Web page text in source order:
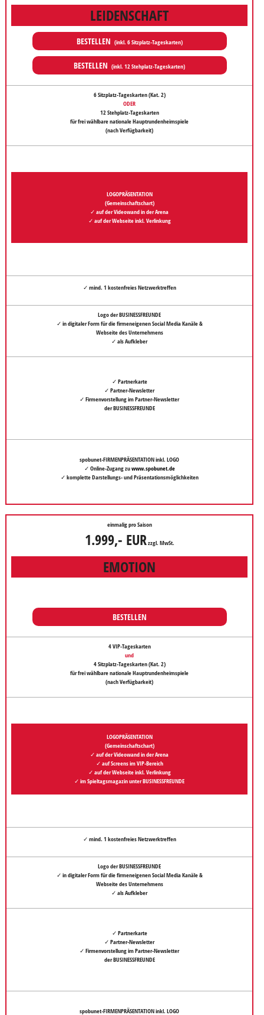
LEIDENSCHAFT
BESTELLEN (inkl. 6 Sitzplatz-Tageskarten)
BESTELLEN (inkl. 12 Stehplatz-Tageskarten)
6 Sitzplatz-Tageskarten(Kat. 2)
ODER
12 Stehplatz-Tageskarten
für frei wählbare nationale Hauptrundenheimspiele
(nach Verfügbarkeit)
LOGOPRÄSENTATION
(Gemeinschaftschart)
✓ auf der Videowand in der Arena
✓ auf der Webseite inkl. Verlinkung
✓ mind. 1 kostenfreiesNetzwerktreffen
Logo der BUSINESSFREUNDE
✓ in digitaler Form für die firmeneigenen Social Media Kanäle &
Webseite des Unternehmens
✓ als Aufkleber
✓ Partnerkarte
✓ Partner-Newsletter
✓ Firmenvorstellung im Partner-Newsletter
der BUSINESSFREUNDE
spobunet-FIRMENPRÄSENTATION inkl. LOGO
✓ Online-Zugang zuwww.spobunet.de
✓ komplette Darstellungs- und Präsentationsmöglichkeiten
einmalig pro Saison
1.999,- EURzzgl. MwSt.
EMOTION
BESTELLEN
4 VIP-Tageskarten
und
4 Sitzplatz-Tageskarten(Kat. 2)
für frei wählbare nationale Hauptrundenheimspiele
(nach Verfügbarkeit)
LOGOPRÄSENTATION
(Gemeinschaftschart)
✓ auf der Videowand in der Arena
✓ auf Screens im VIP-Bereich
✓ auf der Webseite inkl. Verlinkung
✓ im Spieltagsmagazin unter BUSINESSFREUNDE
✓ mind. 1 kostenfreiesNetzwerktreffen
Logo der BUSINESSFREUNDE
✓ in digitaler Form für die firmeneigenen Social Media Kanäle &
Webseite des Unternehmens
✓ als Aufkleber
✓ Partnerkarte
✓ Partner-Newsletter
✓ Firmenvorstellung im Partner-Newsletter
der BUSINESSFREUNDE
spobunet-FIRMENPRÄSENTATION inkl. LOGO